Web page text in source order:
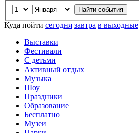
Куда пойти сегодня завтра в выходные
Выставки
Фестивали
С детьми
Активный отдых
Музыка
Шоу
Праздники
Образование
Бесплатно
Музеи